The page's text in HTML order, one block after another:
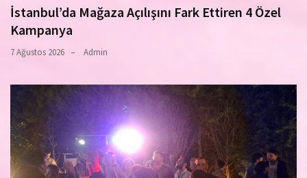
İstanbul’da Mağaza Açılışını Fark Ettiren 4 Özel
Kampanya
7 Ağustos 2026 Admin